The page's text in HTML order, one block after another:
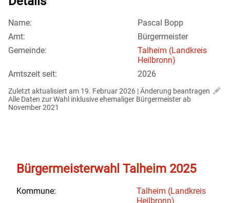
Name:
Pascal Bopp
Amt:
Bürgermeister
Gemeinde:
Talheim (Landkreis
Heilbronn)
Amtszeit seit:
2026
Zuletzt aktualisiert am 19. Februar 2026 | Änderung beantragen
Alle Daten zur Wahl inklusive ehemaliger Bürgermeister ab
November 2021
Bürgermeisterwahl Talheim 2025
Kommune:
Talheim (Landkreis
Heilbronn)